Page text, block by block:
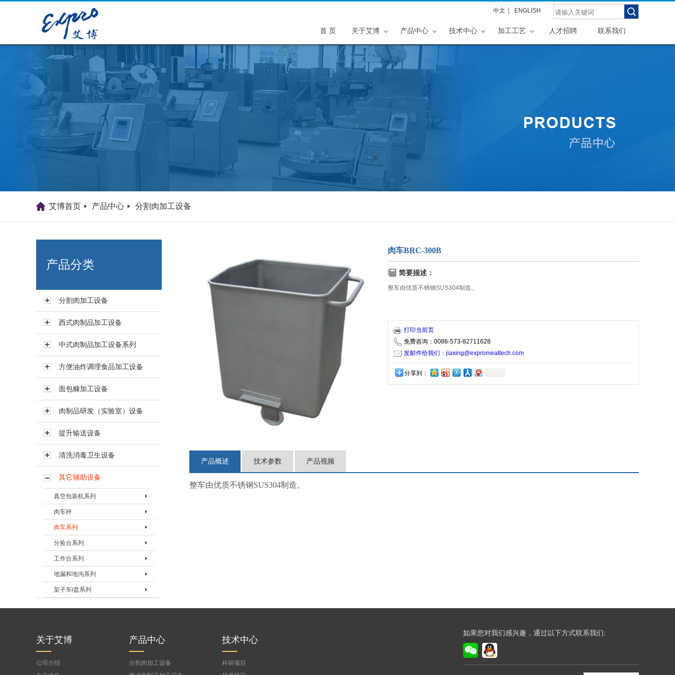
艾博肉类科技（浙江）有限
中文 | ENGLISH
联系我们
人才招聘
加工工艺
技术中心
产品中心
关于艾博
首 页
艾博首页 产品中心 分割肉加工设备
产品分类
分割肉加工设备
西式肉制品加工设备
中式肉制品加工设备系列
方便油炸调理食品加工设备
面包糠加工设备
肉制品研发（实验室）设备
提升输送设备
清洗消毒卫生设备
其它辅助设备
真空包装机系列
真空包装机BVPJ-350TS
真空包装机BVPJ-500TS
真空包装机BVPJ-400
真空包装机BVPJ-500DS
真空包装机BVPJ-500
真空包装机BVPJ-680
真空袋检测器BQXQ-I
肉车秤
肉车秤BRCC-300
肉车系列
肉车BRC-120B
肉车BRC-200A
肉车BRC-200B
肉车BRC-300B
分捡台系列
分检台BFJT-1
分捡台BFJT-2
工作台系列
包装工作台BBZT-1
灌肠工作台BGZT-2
地漏和地沟系列
地漏BDL-I
架子车/盘系列
烟熏车(七层带蒸盘)
肉车BRC-300B
简要描述：
整车由优质不锈钢SUS304制造。
打印当前页
免费咨询：0086-573-82711628
发邮件给我们：jiaxing@expromeattech.com
分享到：
产品概述 技术参数 产品视频
整车由优质不锈钢SUS304制造。
关于艾博
公司介绍
产品中心
分割肉加工设备
技术中心
科研项目
如果您对我们感兴趣，通过以下方式联系我们: